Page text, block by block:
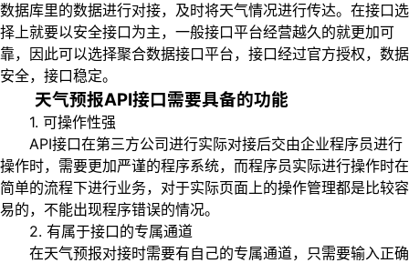
数据库里的数据进行对接，及时将天气情况进行传达。在接口选
择上就要以安全接口为主，一般接口平台经营越久的就更加可
靠，因此可以选择聚合数据接口平台，接口经过官方授权，数据
安全，接口稳定。
天气预报API接口需要具备的功能
1. 可操作性强
API接口在第三方公司进行实际对接后交由企业程序员进行
操作时，需要更加严谨的程序系统，而程序员实际进行操作时在
简单的流程下进行业务，对于实际页面上的操作管理都是比较容
易的，不能出现程序错误的情况。
2. 有属于接口的专属通道
在天气预报对接时需要有自己的专属通道，只需要输入正确